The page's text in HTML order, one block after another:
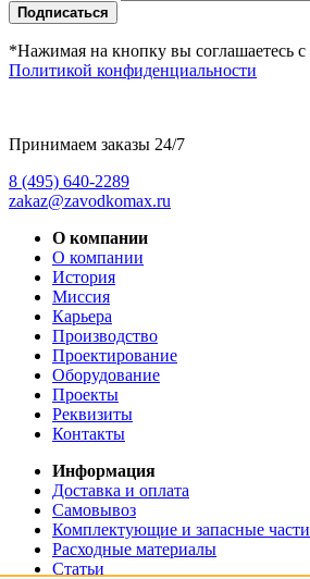
Подписаться
*Нажимая на кнопку вы соглашаетесь с
Политикой конфиденциальности
Принимаем заказы 24/7
8 (495) 640-2289
zakaz@zavodkomax.ru
О компании
О компании
История
Миссия
Карьера
Производство
Проектирование
Оборудование
Проекты
Реквизиты
Контакты
Информация
Доставка и оплата
Самовывоз
Комплектующие и запасные части
Расходные материалы
Статьи